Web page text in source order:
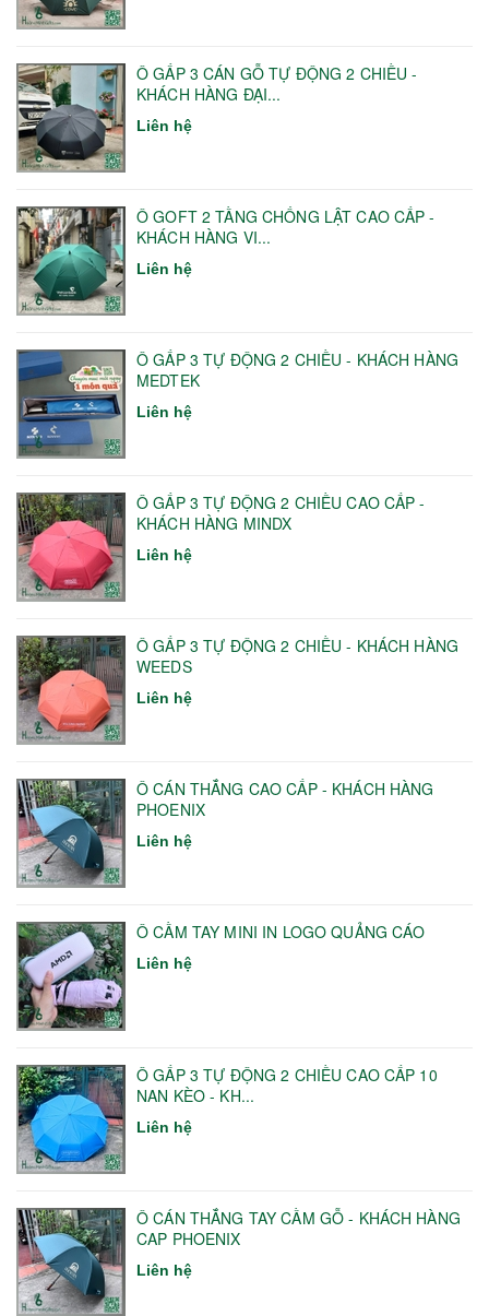
Ô GẤP 3 CÁN GỖ TỰ ĐỘNG 2 CHIỀU -
KHÁCH HÀNG ĐẠI...
Liên hệ
Ô GOFT 2 TẦNG CHỐNG LẬT CAO CẤP -
KHÁCH HÀNG VI...
Liên hệ
Ô GẤP 3 TỰ ĐỘNG 2 CHIỀU - KHÁCH HÀNG
MEDTEK
Liên hệ
Ô GẤP 3 TỰ ĐỘNG 2 CHIỀU CAO CẤP -
KHÁCH HÀNG MINDX
Liên hệ
Ô GẤP 3 TỰ ĐỘNG 2 CHIỀU - KHÁCH HÀNG
WEEDS
Liên hệ
Ô CÁN THẲNG CAO CẤP - KHÁCH HÀNG
PHOENIX
Liên hệ
Ô CẦM TAY MINI IN LOGO QUẢNG CÁO
Liên hệ
Ô GẤP 3 TỰ ĐỘNG 2 CHIỀU CAO CẤP 10
NAN KÈO - KH...
Liên hệ
Ô CÁN THẲNG TAY CẦM GỖ - KHÁCH HÀNG
CAP PHOENIX
Liên hệ